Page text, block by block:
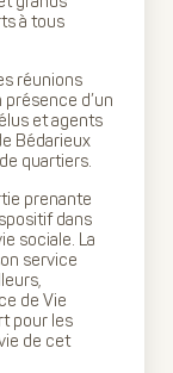
à tous
réunions
d’un
et agents
Bédarieux
quartiers.
prenante
dans
sociale. La
service
de Vie
pour les
de cet